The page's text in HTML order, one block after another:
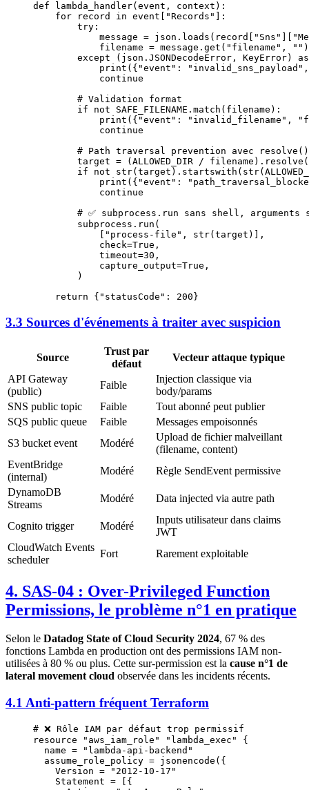
def lambda_handler(event, context):
    for
record in event[ "Records"
]:
        try
:
            message
= json.loads(record[ "Sns"
            filename
= message.get( "filename" , "" )
        except
(json.JSONDecodeError, KeyError) as
            print
({ "event" : "invalid_sns_payload"
            continue
        # Validation format
        if
not SAFE_FILENAME .match(filename):
            print
({ "event" : "invalid_filename" ,
            continue
        # Path traversal prevention avec resolve()
        target
= ( ALLOWED_DIR /
        if
not str(target).startswith( str(
            print
({ "event" :
            continue
# ✅ subprocess.run sans shell, arguments
        subprocess.run(
"process-file" , str(target)],
            check
=True ,
            timeout
=30 ,
            capture_output
=True ,
        )
    return
{ "statusCode" : 200 }
3.3 Sources d'événements à traiter avec suspicion
Source
Trust par
défaut
Vecteur attaque typique
API Gateway
(public)
Faible
Injection classique via
body/params
SNS public topic
Faible
Tout abonné peut publier
SQS public queue
Faible
Messages empoisonnés
S3 bucket event
Modéré
Upload de fichier malveillant
(filename, content)
EventBridge
(internal)
Modéré
Règle SendEvent permissive
DynamoDB
Streams
Modéré Data injected via autre path
Cognito trigger Modéré
Inputs utilisateur dans claims
JWT
CloudWatch Events
scheduler
Fort Rarement exploitable
4. SAS-04 : Over-Privileged Function
Permissions, le problème n°1 en pratique
Selon le Datadog State of Cloud Security 2024, 67 % des
fonctions Lambda en production ont des permissions IAM non-
utilisées à 80 % ou plus. Cette sur-permission est la cause n°1 de
lateral movement cloud observée dans les incidents récents.
4.1 Anti-pattern fréquent Terraform
# ❌ Rôle IAM par défaut trop permissif
resource "aws_iam_role" "lambda_exec"
{
  name
= "lambda-api-backend"
  assume_role_policy
= jsonencode ({
    Version
= "2012-10-17"
    Statement
= [{